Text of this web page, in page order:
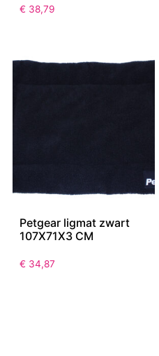
€ 38,79
Petgear ligmat zwart
107X71X3 CM
€ 34,87